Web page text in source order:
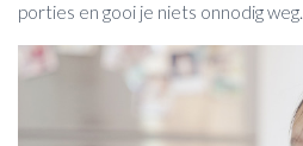
porties en gooi je niets onnodig weg.